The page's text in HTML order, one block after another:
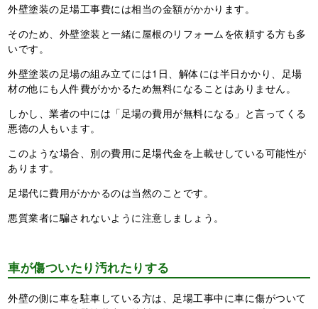
外壁塗装の足場工事費には相当の金額がかかります。
そのため、外壁塗装と一緒に屋根のリフォームを依頼する方も多
いです。
外壁塗装の足場の組み立てには1日、解体には半日かかり、足場
材の他にも人件費がかかるため無料になることはありません。
しかし、業者の中には「足場の費用が無料になる」と言ってくる
悪徳の人もいます。
このような場合、別の費用に足場代金を上載せしている可能性が
あります。
足場代に費用がかかるのは当然のことです。
悪質業者に騙されないように注意しましょう。
車が傷ついたり汚れたりする
外壁の側に車を駐車している方は、足場工事中に車に傷がついて